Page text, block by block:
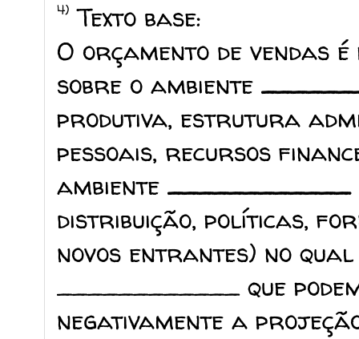
4) Texto base:
O orçamento de vendas
sobre o ambiente
produtiva, estrutura
pessoais, recursos
ambiente ____________
distribuição, políticas,
novos entrantes) no
____________ que
negativamente a